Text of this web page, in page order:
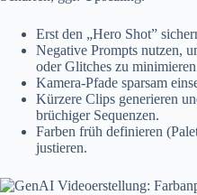
Erst den „Hero Shot”
Negative Prompts nutzen,
oder Glitches zu
Kamera-Pfade sparsam
Kürzere Clips generieren
brüchiger Sequenzen.
Farben früh definieren
justieren.